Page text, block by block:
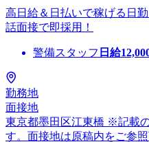
高日給＆日払いで稼げる日
話面接で即採用！
警備スタッフ 日給
勤務地
面接地
東京都墨田区江東橋 ※記載
す。面接地は原稿内をご参